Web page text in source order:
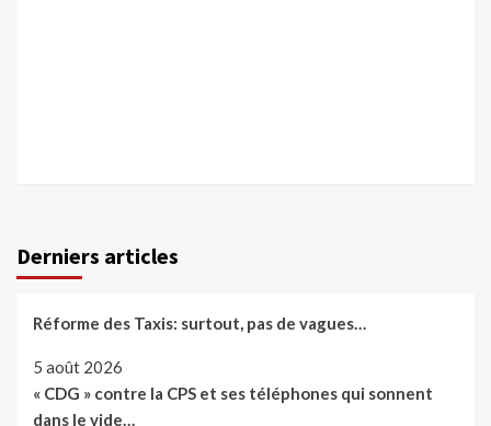
Derniers articles
Réforme des Taxis: surtout, pas de vagues…
5 août 2026
« CDG » contre la CPS et ses téléphones qui sonnent
dans le vide…